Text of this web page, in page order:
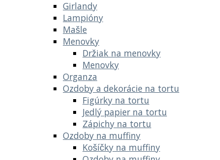
Girlandy
Lampióny
Mašle
Menovky
Držiak na menovky
Menovky
Organza
Ozdoby a dekorácie na tortu
Figúrky na tortu
Jedlý papier na tortu
Zápichy na tortu
Ozdoby na muffiny
Košíčky na muffiny